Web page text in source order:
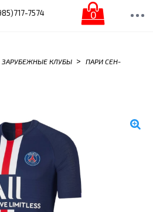
7574 0
ЗАРУБЕЖНЫЕ КЛУБЫ >
ПАРИ СЕН-